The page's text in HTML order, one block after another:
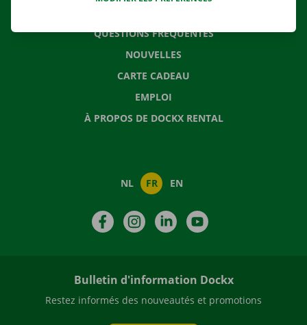
QUESTIONS FRÉQUENTES
NOUVELLES
CARTE CADEAU
EMPLOI
À PROPOS DE DOCKX RENTAL
NL FR EN
FacebookInstagramLinkedIn
Bulletin d'information Dockx
Restez informés des nouveautés et promotions